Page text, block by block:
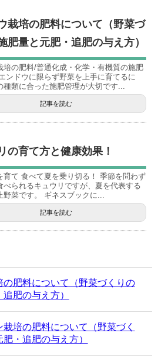
栽培の肥料について（野菜づ
肥量と元肥・追肥の与え方）
培の肥料/普通化成・化学・有機質の施肥
ンドウに限らず野菜を上手に育てるに
種類に合った施肥管理が大切です...
記事を読む
の育て方と健康効果！
育て 食べて夏を乗り切る！ 季節を問わず
べられるキュウリですが、夏を代表する
野菜です。 ギネスブックに...
記事を読む
の肥料について（野菜づくりの
肥の与え方）
栽培の肥料について（野菜づく
・追肥の与え方）